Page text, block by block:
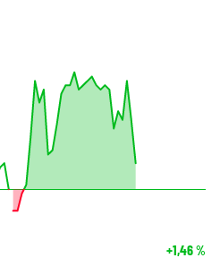
+1,46%